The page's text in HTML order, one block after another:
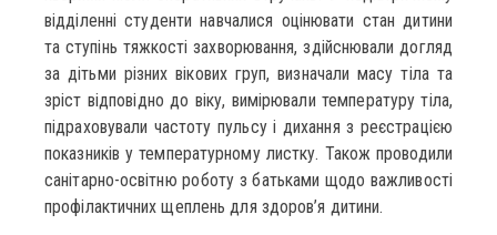
відділенні студенти навчалися оцінювати стан дитини
та ступінь тяжкості захворювання, здійснювали догляд
за дітьми різних вікових груп, визначали масу тіла та
зріст відповідно до віку, вимірювали температуру тіла,
підраховували частоту пульсу і дихання з реєстрацією
показників у температурному листку. Також проводили
санітарно-освітню роботу з батьками щодо важливості
профілактичних щеплень для здоров’я дитини.